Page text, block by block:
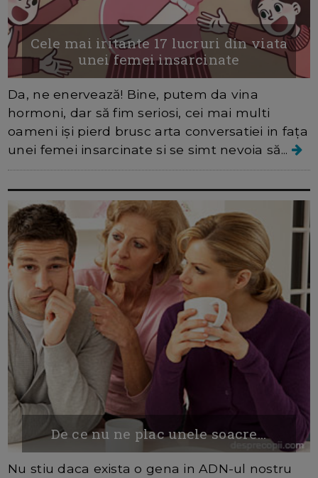
Cele mai iritante 17 lucruri din viata
unei femei insarcinate
Da, ne enervează! Bine, putem da vina
hormoni, dar să fim seriosi, cei mai multi
oameni iși pierd brusc arta conversatiei in fața
unei femei insarcinate si se simt nevoia să...
De ce nu ne plac unele soacre...
Nu stiu daca exista o gena in ADN-ul nostru